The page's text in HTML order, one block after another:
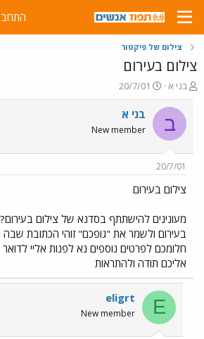
צילום של פיקטור
צילום בעירום
פ
ו
ת
ח
ה
ש
א
בני א
פ
ו
ר
20/7/01
ב בני א
New member
20/7/01
צילום בעירום
מעונינים להישתתף בסדנא של צילום
בעירום ולשמר את "גופכם" זוהי הכתובת
חלומכם לפרטים נוספים נא לפנות אליי לדואר
אליכם תודה ולהתראות
E
eligrt
New member